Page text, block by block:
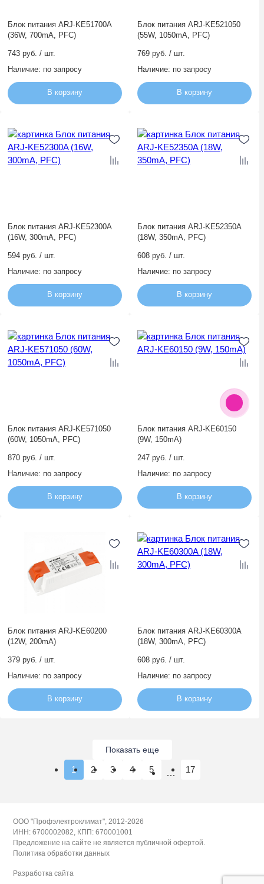
Блок питания ARJ-KE51700A
(36W, 700mA, PFC)
743 руб. / шт.
Наличие: по запросу
В корзину
Блок питания ARJ-KE521050
(55W, 1050mA, PFC)
769 руб. / шт.
Наличие: по запросу
В корзину
Блок питания ARJ-KE52300A
(16W, 300mA, PFC)
594 руб. / шт.
Наличие: по запросу
В корзину
Блок питания ARJ-KE52350A
(18W, 350mA, PFC)
608 руб. / шт.
Наличие: по запросу
В корзину
Блок питания ARJ-KE571050
(60W, 1050mA, PFC)
870 руб. / шт.
Наличие: по запросу
В корзину
Блок питания ARJ-KE60150
(9W, 150mA)
247 руб. / шт.
Наличие: по запросу
В корзину
Блок питания ARJ-KE60200
(12W, 200mA)
379 руб. / шт.
Наличие: по запросу
В корзину
Блок питания ARJ-KE60300A
(18W, 300mA, PFC)
608 руб. / шт.
Наличие: по запросу
В корзину
Показать еще
1 2 3 4 5 17
ООО "Профэлектроклимат", 2012-2026
ИНН: 6700002082, КПП: 670001001
Предложение на сайте не является публичной офертой.
Политика обработки данных
Разработка сайта